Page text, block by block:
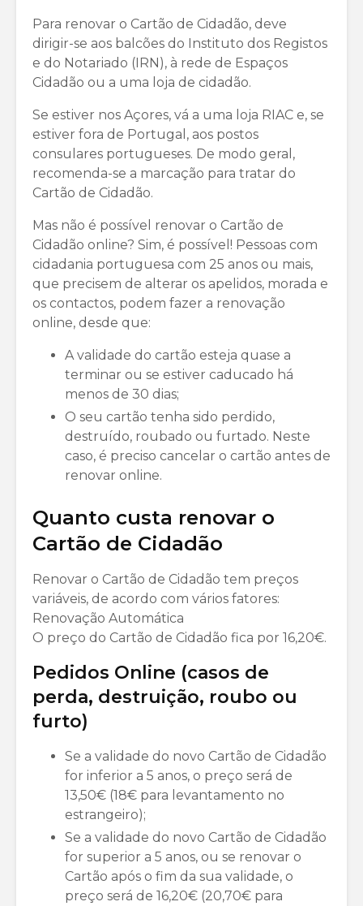
Para renovar o Cartão de Cidadão, deve
dirigir-se aos balcões do Instituto dos Registos
e do Notariado (IRN), à rede de Espaços
Cidadão ou a uma loja de cidadão.
Se estiver nos Açores, vá a uma loja RIAC e, se
estiver fora de Portugal, aos postos
consulares portugueses. De modo geral,
recomenda-se a marcação para tratar do
Cartão de Cidadão.
Mas não é possível renovar o Cartão de
Cidadão online? Sim, é possível! Pessoas com
cidadania portuguesa com 25 anos ou mais,
que precisem de alterar os apelidos, morada e
os contactos, podem fazer a renovação
online, desde que:
A validade do cartão esteja quase a
terminar ou se estiver caducado há
menos de 30 dias;
O seu cartão tenha sido perdido,
destruído, roubado ou furtado. Neste
caso, é preciso cancelar o cartão antes de
renovar online.
Quanto custa renovar o
Cartão de Cidadão
Renovar o Cartão de Cidadão tem preços
variáveis, de acordo com vários fatores:
Renovação Automática
O preço do Cartão de Cidadão fica por 16,20€.
Pedidos Online (casos de
perda, destruição, roubo ou
furto)
Se a validade do novo Cartão de Cidadão
for inferior a 5 anos, o preço será de
13,50€ (18€ para levantamento no
estrangeiro);
Se a validade do novo Cartão de Cidadão
for superior a 5 anos, ou se renovar o
Cartão após o fim da sua validade, o
preço será de 16,20€ (20,70€ para